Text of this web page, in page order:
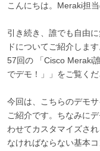
こんにちは。Meraki担当
引き続き、誰でも自由
ドについてご紹介しま
57回の 「Cisco Meraki
でデモ！」」をご覧くだ
今回は、こちらのデモ
ご紹介です。ちなみに
わせてカスタマイズさ
なければならない基本